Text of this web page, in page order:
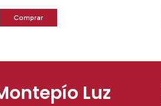
Luz